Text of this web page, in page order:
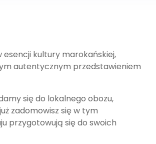
esencji kultury marokańskiej,
autentycznym przedstawieniem
się do lokalnego obozu,
zadomowisz się w tym
przygotowują się do swoich